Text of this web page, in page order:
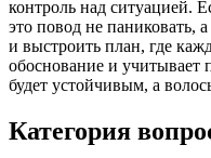
контроль над ситуацией.
это повод не паниковать,
и выстроить план, где
обоснование и учитывает
будет устойчивым, а
Категория